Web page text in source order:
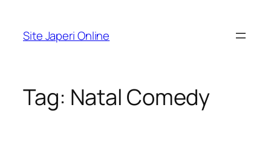
Site Japeri Online
Tag: Natal Comedy